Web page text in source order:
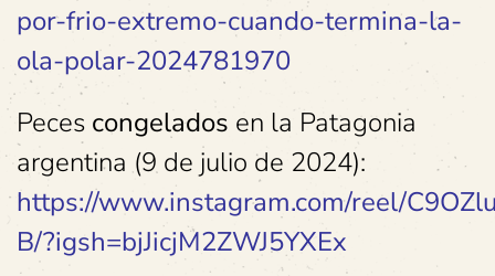
por-frio-extremo-cuando-termina-la-
ola-polar-2024781970
Peces congelados en la Patagonia
argentina (9 de julio de 2024):
https://www.instagram.com/reel/
B/?igsh=bjJicjM2ZWJ5YXEx